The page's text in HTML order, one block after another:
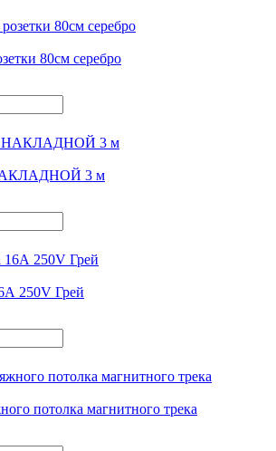
80см серебро
3 м
250V Грей
потолка магнитного трека